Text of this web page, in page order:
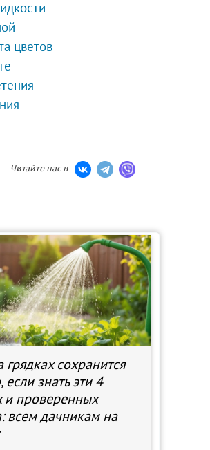
цветов
Читайте нас в
грядках сохранится
если знать эти 4
и проверенных
всем дачникам на